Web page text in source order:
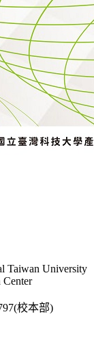
Taiwan University
Center
校本部)